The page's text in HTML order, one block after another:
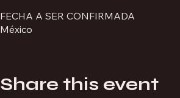
FECHA A SER CONFIRMADA
México
Share this event